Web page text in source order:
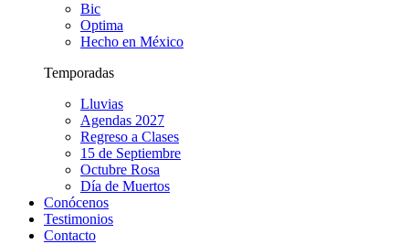
Bic
Optima
Hecho en México
Temporadas
Lluvias
Agendas 2027
Regreso a Clases
15 de Septiembre
Octubre Rosa
Día de Muertos
Conócenos
Testimonios
Contacto